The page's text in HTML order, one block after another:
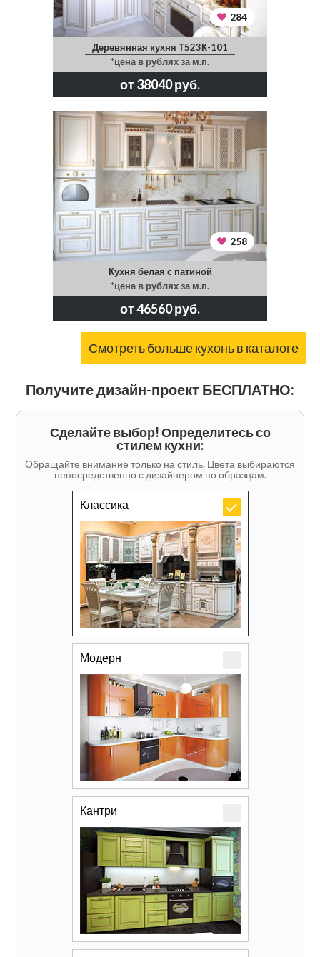
284
Деревянная кухня Т523К-101
*цена в рублях за м.п.
от 38040 руб.
258
Кухня белая с патиной
*цена в рублях за м.п.
от 46560 руб.
Смотреть больше кухонь в каталоге
Получите дизайн-проект БЕСПЛАТНО:
Сделайте выбор! Определитесь со
стилем кухни:
Обращайте внимание только на стиль. Цвета выбираются
непосредственно с дизайнером по образцам.
Классика
Модерн
Кантри